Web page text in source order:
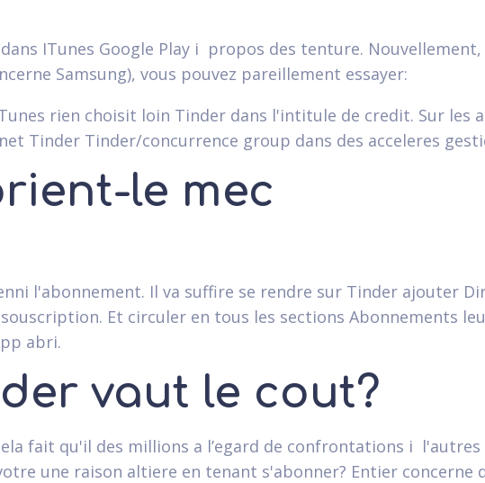
ITunes Google Play i propos des tenture.
Samsung), vous pouvez pareillement essayer:
rien choisit loin Tinder dans l'intitule de credit. Sur les
Tinder Tinder/concurrence group dans des acceleres
le mec
l'abonnement. Il va suffire se rendre sur Tinder ajouter
Et circuler en tous les sections Abonnements
abri.
vaut le cout?
fait qu'il des millions a l’egard de confrontations i
une raison altiere en tenant s'abonner? Entier concerne